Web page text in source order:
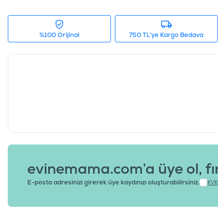
%100 Orijinal 750 TL'ye Kargo Bedava
evinemama.com’a üye ol,
E-posta adresinizi girerek üye kaydınızı oluşturabilirsiniz.